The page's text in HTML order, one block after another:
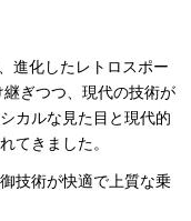
進化したレトロスポー
ぎつつ、現代の技術が
カルな見た目と現代的
てきました。
技術が快適で上質な乗